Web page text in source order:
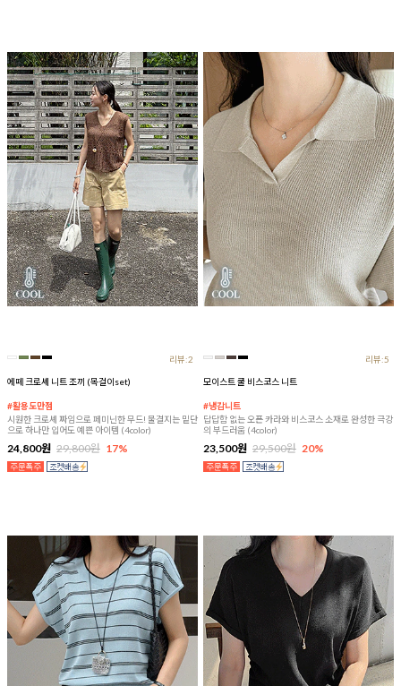
리뷰:2
에떼 크로셰 니트 조끼 (목걸이set)
#활용도만점
시원한 크로셰 짜임으로 페미닌한 무드! 물결지는 밑단
으로 하나만 입어도 예쁜 아이템 (4color)
24,800원 29,800원 17%
리뷰:5
모이스트 쿨 비스코스 니트
#냉감니트
답답함 없는 오픈 카라와 비스코스 소재로 완성한 극강
의 부드러움 (4color)
23,500원 29,500원 20%